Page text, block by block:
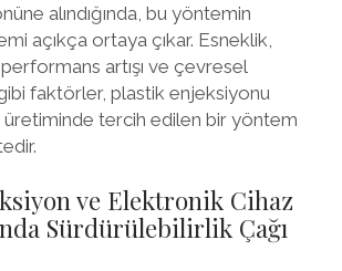
alındığında, bu yöntemin
açıkça ortaya çıkar. Esneklik,
artışı ve çevresel
faktörler, plastik enjeksiyonu
tercih edilen bir yöntem
ve Elektronik Cihaz
Sürdürülebilirlik Çağı